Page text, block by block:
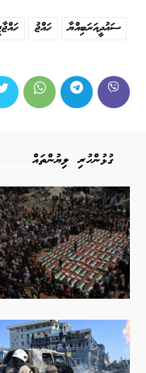
ހައްޖު ސައުދީއަރަބިއްޔާ
ގުޅުންހުރި ލިޔުންތައް